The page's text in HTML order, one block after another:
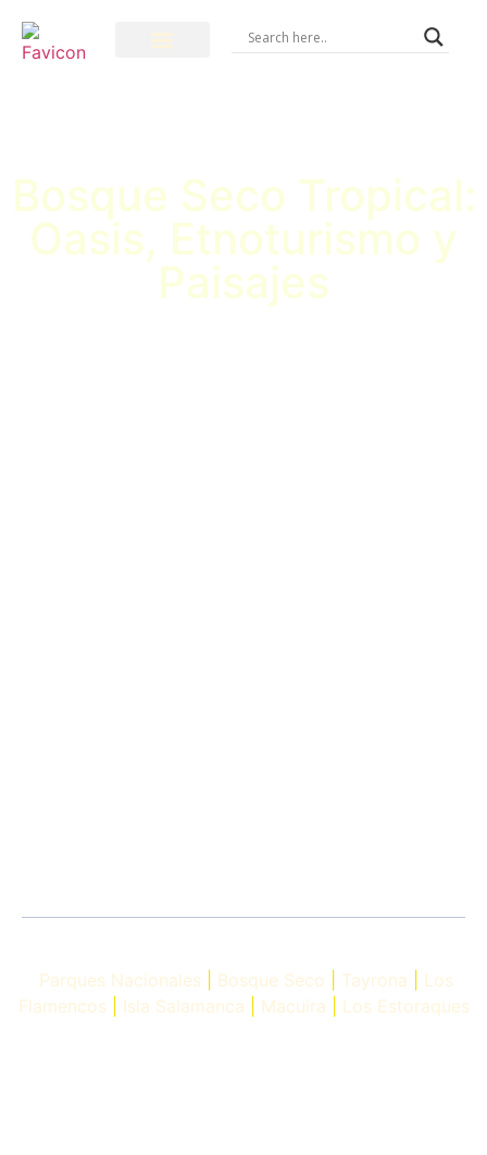
Bosque Seco Tropical:
Oasis, Etnoturismo y
Paisajes
Parques Nacionales Bosque Seco Tayrona
Los
Flamencos
Isla Salamanca Macuira Los Estoraques